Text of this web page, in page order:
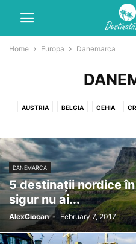
Home Europa Danemarca
AUSTRIA BELGIA CEHIA
MAREA BRITANIE MONACO
ROMANIA SPANIA
DANEMARCA
5 destinații nordice
sigur nu ai...
AlexCiocan - February 7, 2017